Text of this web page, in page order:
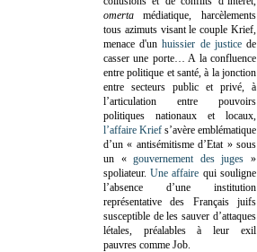
omertamédiatique, harcèlements
tous azimuts visant le couple Krief,
menace d'unhuissier de justicede
casser une porte… A la confluence
entre politique et santé, à la jonction
entre secteurs public et privé, à
l’articulation entre pouvoirs
politiques nationaux et locaux,
l’affaire Krief s’avère emblématique
d’un « antisémitisme d’Etat » sous
un «gouvernement des juges »
spoliateur.Une affaire qui souligne
l’absence d’une institution
représentative des Français juifs
susceptible de les sauver d’attaques
létales, préalables à leur exil
pauvres comme Job.